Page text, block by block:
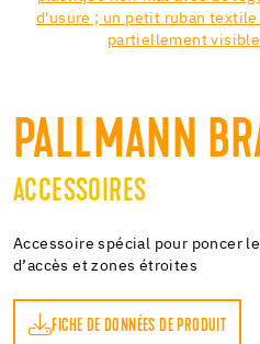
PALLMANN
ACCESSOIRES
Accessoire spécial pour poncer
d’accès et zones étroites
FICHE DE DONNÉES DE PRODUIT